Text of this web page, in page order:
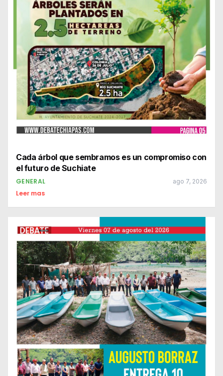
Cada árbol que sembramos es un compromiso con
el futuro de Suchiate
GENERAL ago 7, 2026
Leer mas